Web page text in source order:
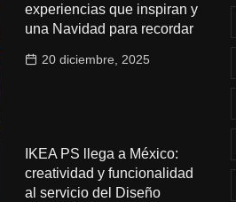
experiencias que inspiran y
una Navidad para recordar
20 diciembre, 2025
IKEA PS llega a México:
creatividad y funcionalidad
al servicio del Diseño